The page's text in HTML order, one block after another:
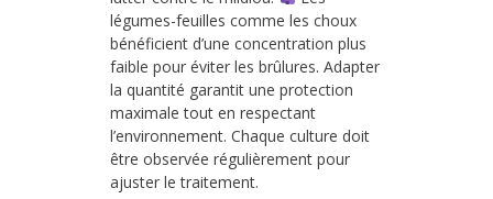
légumes-feuilles comme les choux
bénéficient d’une concentration plus
faible pour éviter les brûlures. Adapter
la quantité garantit une protection
maximale tout en respectant
l’environnement. Chaque culture doit
être observée régulièrement pour
ajuster le traitement.